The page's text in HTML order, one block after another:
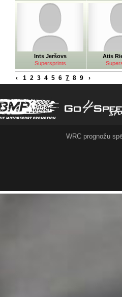
Ints Jeršovs
Supersprints
Atis
‹ 1 2 3 4 5 6 7 8 9 ›
WRC prognožu